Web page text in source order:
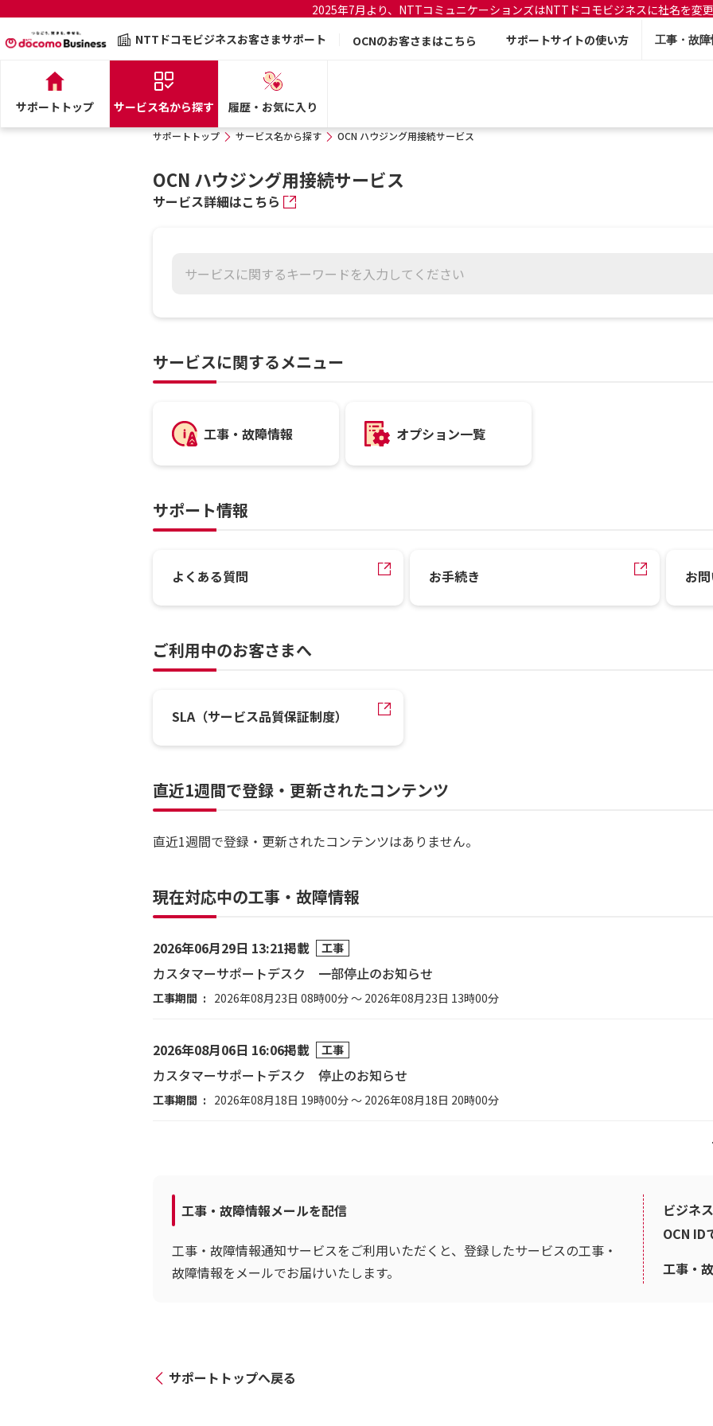
2025年7月より、NTTコミュニケーションズはNTTドコモビジネスに社名を変
NTTドコモビジネスお客さまサポート
OCNのお客さまはこちら サポートサイトの使い方 工事・故
サポートトップ サービス名から探す 履歴・お気に入り
サポートトップ サービス名から探す OCN ハウジング用接続サービス
OCN ハウジング用接続サービス
サービス詳細はこちら
サービスに関するメニュー
工事・故障情報 オプション一覧
サポート情報
よくある質問 お手続き お
ご利用中のお客さまへ
SLA（サービス品質保証制度）
直近1週間で登録・更新されたコンテンツ
直近1週間で登録・更新されたコンテンツはありません。
現在対応中の工事・故障情報
2026年06月29日 13:21掲載 工事
カスタマーサポートデスク 一部停止のお知らせ
工事期間 2026年08月23日 08時00分 ～ 2026年08月23日 13時00分
2026年08月06日 16:06掲載 工事
カスタマーサポートデスク 停止のお知らせ
工事期間 2026年08月18日 19時00分 ～ 2026年08月18日 20時00分
工事・故障情報メールを配信
工事・故障情報通知サービスをご利用いただくと、登録したサービスの工事・
故障情報をメールでお届けいたします。
ビジネ
OCN ID
工事・
サポートトップへ戻る